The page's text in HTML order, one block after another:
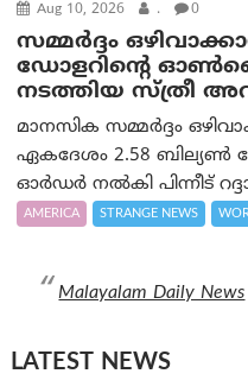
Aug 10, 2026 . 0
സമ്മര്‍ദ്ദം
ഡോളറിന്റെ
നടത്തിയ സ്ത്രീ
മാനസിക സമ്മര്‍ദ്ദം
ഏകദേശം 2.58
ഓര്‍ഡര്‍ നല്‍കി പിന്നീട്
AMERICA STRANGE NEWS
Malayalam Daily News
LATEST NEWS